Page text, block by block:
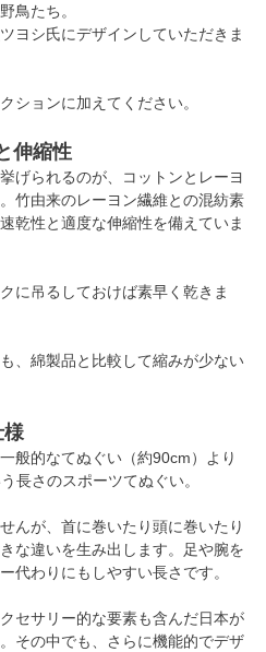
鳥たち。
ヨシ氏にデザインしていただきま
ションに加えてください。
伸縮性
げられるのが、コットンとレーヨ
竹由来のレーヨン繊維との混紡素
乾性と適度な伸縮性を備えていま
に吊るしておけば素早く乾きま
、綿製品と比較して縮みが少ない
様
般的なてぬぐい（約90cm）より
長さのスポーツてぬぐい。
んが、首に巻いたり頭に巻いたり
な違いを生み出します。足や腕を
代わりにもしやすい長さです。
セサリー的な要素も含んだ日本が
その中でも、さらに機能的でデザ